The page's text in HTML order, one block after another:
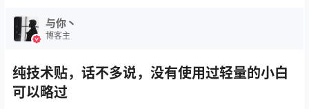
与你丶
博客主
纯技术贴，话不多说，没有使用过轻量的小白
可以略过